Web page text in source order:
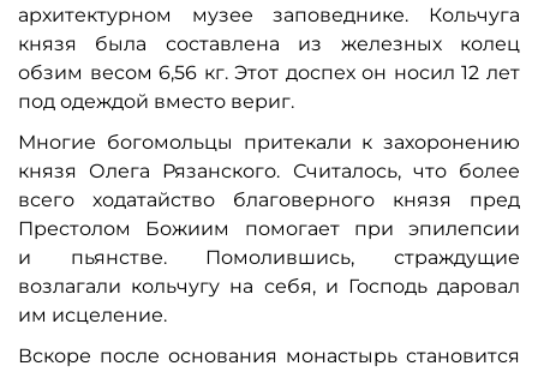
архитектурном музее заповеднике. Кольчуга
князя была составлена из железных колец
обзим весом 6,56 кг. Этот доспех он носил 12 лет
под одеждой вместо вериг.
Многие богомольцы притекали к захоронению
князя Олега Рязанского. Считалось, что более
всего ходатайство благоверного князя пред
Престолом Божиим помогает при эпилепсии
и пьянстве. Помолившись, страждущие
возлагали кольчугу на себя, и Господь даровал
им исцеление.
Вскоре после основания монастырь становится